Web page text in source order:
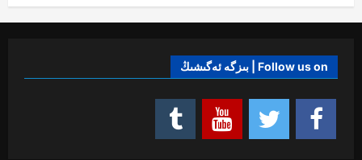
Follow us on | بىزگە ئەگىشىڭ